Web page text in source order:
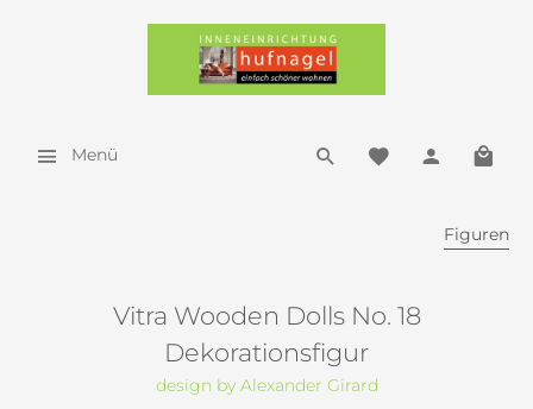
Menü
Figuren
Vitra Wooden Dolls No. 18
Dekorationsfigur
design by Alexander Girard